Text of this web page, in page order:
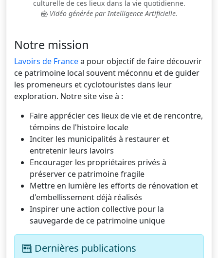
culturelle de ces lieux dans la vie quotidienne.
Vidéo générée par Intelligence Artificielle.
Notre mission
Lavoirs de Francea pour objectif de faire découvrir
ce patrimoine local souvent méconnu et de guider
les promeneurs et cyclotouristes dans leur
exploration. Notre site vise à :
Faire apprécier ces lieux de vie et de rencontre,
témoins de l'histoire locale
Inciter les municipalités à restaurer et
entretenir leurs lavoirs
Encourager les propriétaires privés à
préserver ce patrimoine fragile
Mettre en lumière les efforts de rénovation et
d'embellissement déjà réalisés
Inspirer une action collective pour la
sauvegarde de ce patrimoine unique
Dernières publications